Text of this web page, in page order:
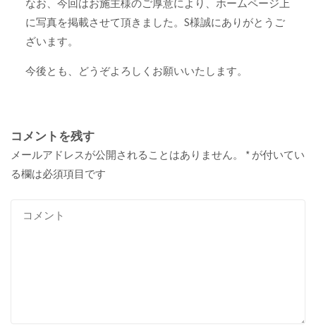
なお、今回はお施主様のご厚意により、ホームページ上
に写真を掲載させて頂きました。S様誠にありがとうご
ざいます。
今後とも、どうぞよろしくお願いいたします。
コメントを残す
メールアドレスが公開されることはありません。 * が付いてい
る欄は必須項目です